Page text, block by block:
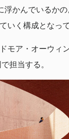
浮かんでいるか
いく構成となって
モア・オーウィ
担当する。